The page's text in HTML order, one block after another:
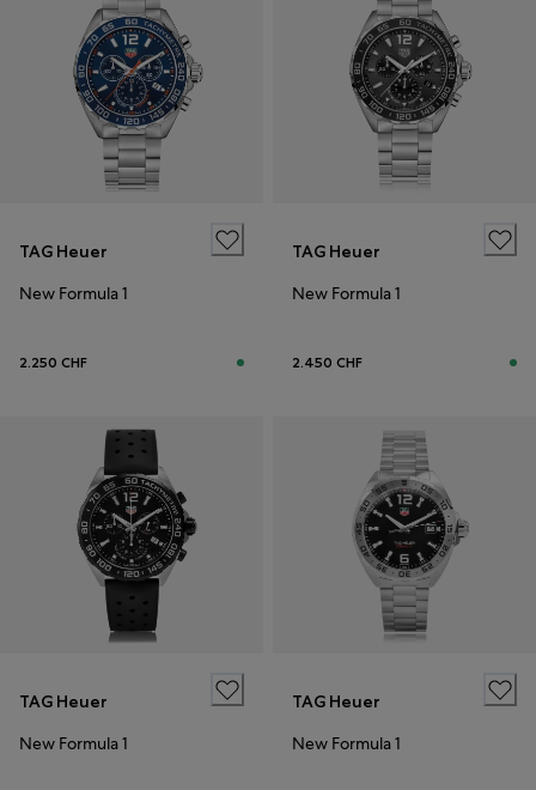
TAG Heuer
New Formula 1
2.250 CHF
TAG Heuer
New Formula 1
2.450 CHF
TAG Heuer
New Formula 1
TAG Heuer
New Formula 1